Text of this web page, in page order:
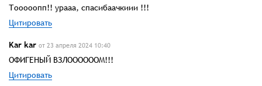
Тооооопп!! урааа, спасибаачкиии !!!
Цитировать
Kar kar от 23 апреля 2024 10:40
ОФИГЕНЫЙ ВЗЛООООООМ!!!
Цитировать